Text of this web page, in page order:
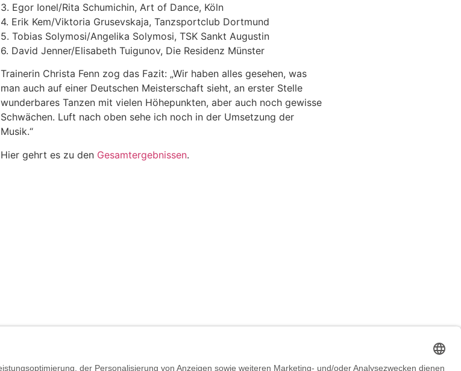
3. Egor Ionel/Rita Schumichin, Art of Dance, Köln
4. Erik Kem/Viktoria Grusevskaja, Tanzsportclub Dortmund
5. Tobias Solymosi/Angelika Solymosi, TSK Sankt Augustin
6. David Jenner/Elisabeth Tuigunov, Die Residenz Münster
Trainerin Christa Fenn zog das Fazit: „Wir haben alles gesehen, was
man auch auf einer Deutschen Meisterschaft sieht, an erster Stelle
wunderbares Tanzen mit vielen Höhepunkten, aber auch noch gewisse
Schwächen. Luft nach oben sehe ich noch in der Umsetzung der
Musik.“
Hier gehrt es zu den Gesamtergebnissen.